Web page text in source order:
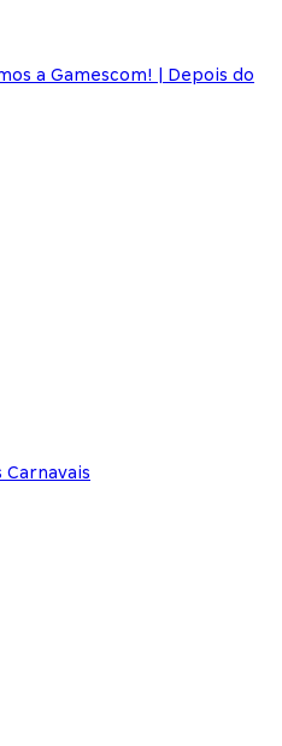
a Gamescom! | Depois do